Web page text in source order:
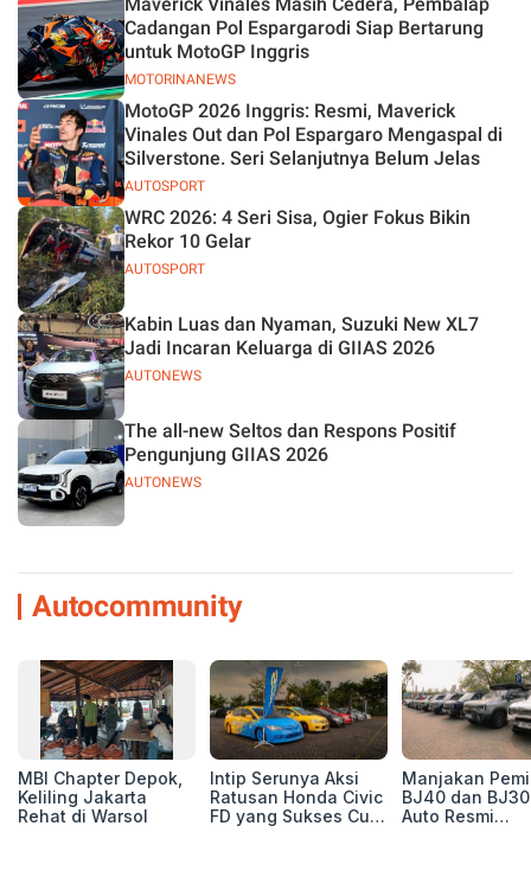
Jelas
MOTORINANEWS
Cadangan Pol Espargarodi Siap Bertarung
untuk MotoGP Inggris
AUTOSPORT
MotoGP 2026 Inggris: Resmi, Maverick
Vinales Out dan Pol Espargaro Mengaspal di
Silverstone. Seri Selanjutnya Belum Jelas
AUTOSPORT
WRC 2026: 4 Seri Sisa, Ogier Fokus Bikin
Rekor 10 Gelar
AUTONEWS
Kabin Luas dan Nyaman, Suzuki New XL7
Jadi Incaran Keluarga di GIIAS 2026
AUTONEWS
The all-new Seltos dan Respons Positif
Pengunjung GIIAS 2026
Autocommunity
MBI Chapter Depok,
Keliling Jakarta
Rehat di Warsol
Intip Serunya Aksi
Ratusan Honda Civic
FD yang Sukses Curi
Manjakan
BJ40 dan
Auto Resmi